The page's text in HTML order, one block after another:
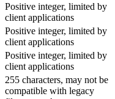
Positive integer, limited by
client applications
Positive integer, limited by
client applications
Positive integer, limited by
client applications
255 characters, may not be
compatible with legacy